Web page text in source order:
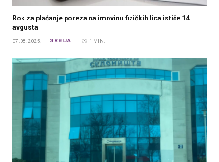
Rok za plaćanje poreza na imovinu fizičkih lica ističe 14.
avgusta
07.08.2025. SRBIJA 1 MIN.